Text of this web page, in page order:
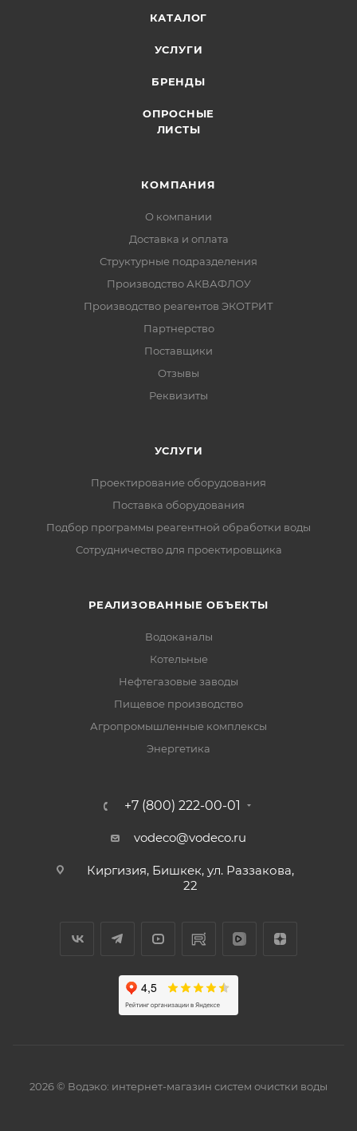
КАТАЛОГ
УСЛУГИ
БРЕНДЫ
ОПРОСНЫЕ
ЛИСТЫ
КОМПАНИЯ
О компании
Доставка и оплата
Структурные подразделения
Производство АКВАФЛОУ
Производство реагентов ЭКОТРИТ
Партнерство
Поставщики
Отзывы
Реквизиты
УСЛУГИ
Проектирование оборудования
Поставка оборудования
Подбор программы реагентной обработки воды
Сотрудничество для проектировщика
РЕАЛИЗОВАННЫЕ ОБЪЕКТЫ
Водоканалы
Котельные
Нефтегазовые заводы
Пищевое производство
Агропромышленные комплексы
Энергетика
+7 (800) 222-00-01
vodeco@vodeco.ru
Киргизия, Бишкек, ул. Раззакова,
22
2026 © Водэко: интернет-магазин систем очистки воды